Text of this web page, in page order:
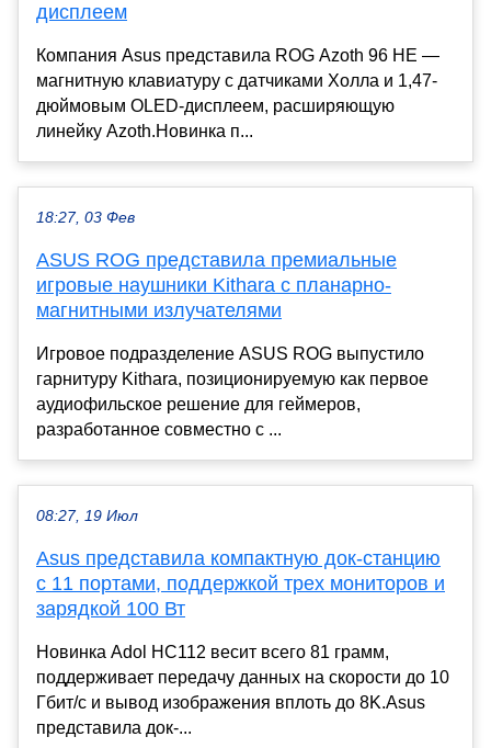
дисплеем
Компания Asus представила ROG Azoth 96 HE —
магнитную клавиатуру с датчиками Холла и 1,47-
дюймовым OLED-дисплеем, расширяющую
линейку Azoth.Новинка п...
18:27, 03 Фев
ASUS ROG представила премиальные
игровые наушники Kithara с планарно-
магнитными излучателями
Игровое подразделение ASUS ROG выпустило
гарнитуру Kithara, позиционируемую как первое
аудиофильское решение для геймеров,
разработанное совместно с ...
08:27, 19 Июл
Asus представила компактную док-станцию
с 11 портами, поддержкой трех мониторов и
зарядкой 100 Вт
Новинка Adol HC112 весит всего 81 грамм,
поддерживает передачу данных на скорости до 10
Гбит/с и вывод изображения вплоть до 8K.Asus
представила док-...